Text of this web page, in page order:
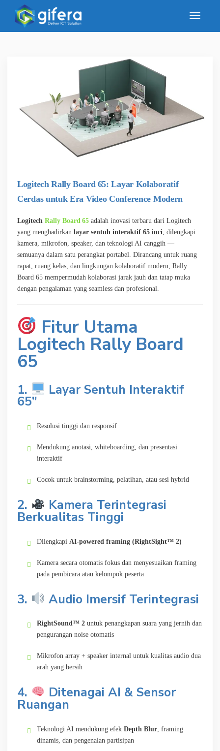
Logitech Rally Board 65: Layar Kolaboratif
Cerdas untuk Era Video Conference Modern
Logitech Rally Board 65 adalah inovasi terbaru dari Logitech
yang menghadirkan layar sentuh interaktif 65 inci, dilengkapi
kamera, mikrofon, speaker, dan teknologi AI canggih —
semuanya dalam satu perangkat portabel. Dirancang untuk ruang
rapat, ruang kelas, dan lingkungan kolaboratif modern, Rally
Board 65 mempermudah kolaborasi jarak jauh dan tatap muka
dengan pengalaman yang seamless dan profesional.
Fitur Utama
Logitech Rally Board
65
1. Layar Sentuh Interaktif
65”
Resolusi tinggi dan responsif
Mendukung anotasi, whiteboarding, dan presentasi
interaktif
Cocok untuk brainstorming, pelatihan, atau sesi hybrid
2. Kamera Terintegrasi
Berkualitas Tinggi
Dilengkapi AI-powered framing (RightSight™ 2)
Kamera secara otomatis fokus dan menyesuaikan framing
pada pembicara atau kelompok peserta
3. Audio Imersif Terintegrasi
RightSound™ 2 untuk penangkapan suara yang jernih dan
pengurangan noise otomatis
Mikrofon array + speaker internal untuk kualitas audio dua
arah yang bersih
4. Ditenagai AI & Sensor
Ruangan
Teknologi AI mendukung efek Depth Blur , framing
dinamis, dan pengenalan partisipan